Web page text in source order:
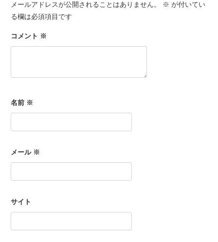
メールアドレスが公開されることはありません。 ※ が付いてい
る欄は必須項目です
コメント ※
名前 ※
メール ※
サイト